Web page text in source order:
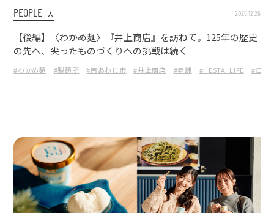
PEOPLE 人 2025.12.26
【後編】〈わかめ麺〉『井上商店』を訪ねて。125年の歴史
の先へ、尖ったものづくりへの挑戦は続く
#わかめ麺 #製麺所 #南あわじ市 #井上商店 #老舗 #HESTA_LIFE #ロー